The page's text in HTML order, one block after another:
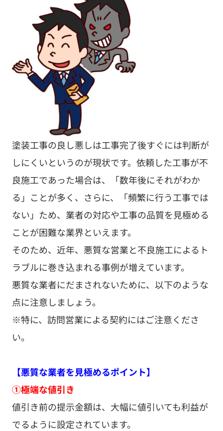
塗装工事の良し悪しは工事完了後すぐには判断が
しにくいというのが現状です。依頼した工事が不
良施工であった場合は、「数年後にそれがわか
る」ことが多く、さらに、「頻繁に行う工事では
ない」ため、業者の対応や工事の品質を見極める
ことが困難な業界といえます。
そのため、近年、悪質な営業と不良施工によるト
ラブルに巻き込まれる事例が増えています。
悪質な業者にだまされないために、以下のような
点に注意しましょう。
※特に、訪問営業による契約にはご注意くださ
い。
【悪質な業者を見極めるポイント】
①極端な値引き
値引き前の提示金額は、大幅に値引いても利益が
でるように設定されています。